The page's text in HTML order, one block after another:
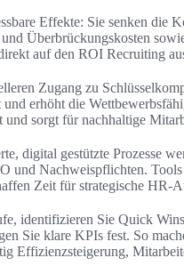
Effekte: Sie senken die
Überbrückungskosten
auf den ROI Recruiting
Zugang zu
erhöht die
und sorgt für nachhaltige
digital gestützte Prozesse
und Nachweispflichten.
Zeit für strategische HR-
identifizieren Sie Quick
Sie klare KPIs fest. So
Effizienzsteigerung,